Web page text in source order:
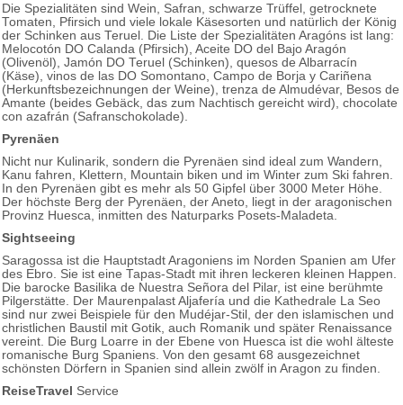
Die Spezialitäten sind Wein, Safran, schwarze Trüffel, getrocknete
Tomaten, Pfirsich und viele lokale Käsesorten und natürlich der König
der Schinken aus Teruel. Die Liste der Spezialitäten Aragóns ist lang:
Melocotón DO Calanda (Pfirsich), Aceite DO del Bajo Aragón
(Olivenöl), Jamón DO Teruel (Schinken), quesos de Albarracín
(Käse), vinos de las DO Somontano, Campo de Borja y Cariñena
(Herkunftsbezeichnungen der Weine), trenza de Almudévar, Besos de
Amante (beides Gebäck, das zum Nachtisch gereicht wird), chocolate
con azafrán (Safranschokolade).
Pyrenäen
Nicht nur Kulinarik, sondern die Pyrenäen sind ideal zum Wandern,
Kanu fahren, Klettern, Mountain biken und im Winter zum Ski fahren.
In den Pyrenäen gibt es mehr als 50 Gipfel über 3000 Meter Höhe.
Der höchste Berg der Pyrenäen, der Aneto, liegt in der aragonischen
Provinz Huesca, inmitten des Naturparks Posets-Maladeta.
Sightseeing
Saragossa ist die Hauptstadt Aragoniens im Norden Spanien am Ufer
des Ebro. Sie ist eine Tapas-Stadt mit ihren leckeren kleinen Happen.
Die barocke Basilika de Nuestra Señora del Pilar, ist eine berühmte
Pilgerstätte. Der Maurenpalast Aljafería und die Kathedrale La Seo
sind nur zwei Beispiele für den Mudéjar-Stil, der den islamischen und
christlichen Baustil mit Gotik, auch Romanik und später Renaissance
vereint. Die Burg Loarre in der Ebene von Huesca ist die wohl älteste
romanische Burg Spaniens. Von den gesamt 68 ausgezeichnet
schönsten Dörfern in Spanien sind allein zwölf in Aragon zu finden.
ReiseTravel Service